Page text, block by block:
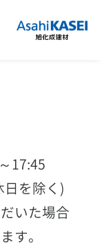
17:45
を除く)
いた場合
す。